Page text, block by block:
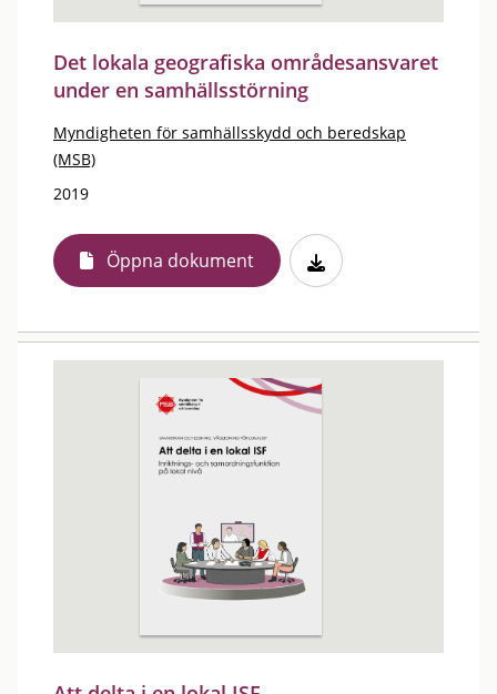
Det lokala geografiska områdesansvaret
under en samhällsstörning
Myndigheten för samhällsskydd och beredskap
(MSB)
2019
Öppna dokument